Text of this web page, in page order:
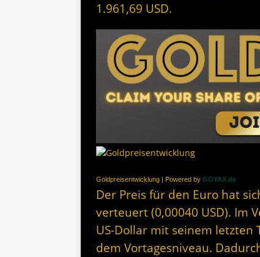
1.961,69 USD.
Goldpreisentwicklung | Powered by GOYAX.de
Der Preis für den Euro hat
verteuert (0,00040 USD). Im
US-Dollar mit seinem letzten
dem Vortagesniveau.